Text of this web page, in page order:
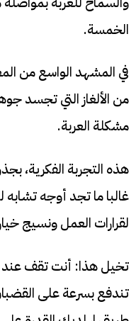
الخمسة.
في المشهد الواسع من
من الألغاز التي تجسد
مشكلة العربة.
هذه التجربة الفكرية،
غالبا ما تجد أوجه
لقرارات العمل ونسيج
تخيل هذا: أنت تقف عند
تندفع بسرعة على